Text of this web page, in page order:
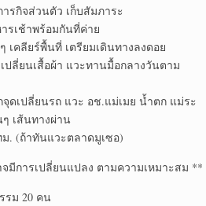
รกิจ​ส่วนตัว​ เก็บสัมภาระ​
ร​เช้าพร้อม​กันที่ค่าย
เคลียร์​พื้นที่ เตรียมเดินทางลงดอย
ปลี่ยนเสื้อผ้า แวะทานมื้อกลางวัน​ตาม
จุดเปลี่ยน​รถ แวะ อช.แม่เมย น้ำตก แม่ระ
เส้นทางผ่าน
ม. (ถ้าทันแวะตลาดมูเซอ)​
มีการเปลี่ยนแปลง ตามความเหมาะสม **
รม​ 20 คน